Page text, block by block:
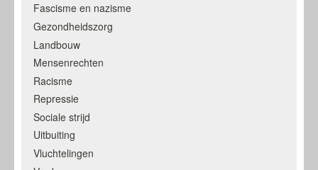
Fascisme en nazisme
Gezondheidszorg
Landbouw
Mensenrechten
Racisme
Repressie
Sociale strijd
Uitbuiting
Vluchtelingen